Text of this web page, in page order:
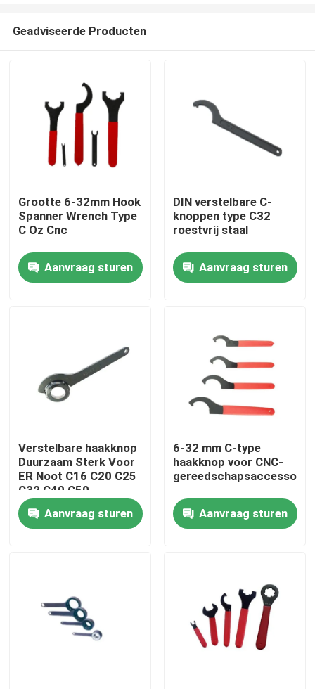
Huis
Videos
Fabrieksreis
Kwaliteitscontrole
BT-Hulpmiddelhouder
Geadviseerde Producten
Grootte 6-32mm Hook
Spanner Wrench Type
C Oz Cnc
Aanvraag sturen
DIN verstelbare C-
knoppen type C32
roestvrij staal
Aanvraag sturen
Verstelbare haakknop
Duurzaam Sterk Voor
ER Noot C16 C20 C25
C32 C40 C50
Aanvraag sturen
6-32 mm C-type
haakknop voor CNC-
Aanvraag sturen